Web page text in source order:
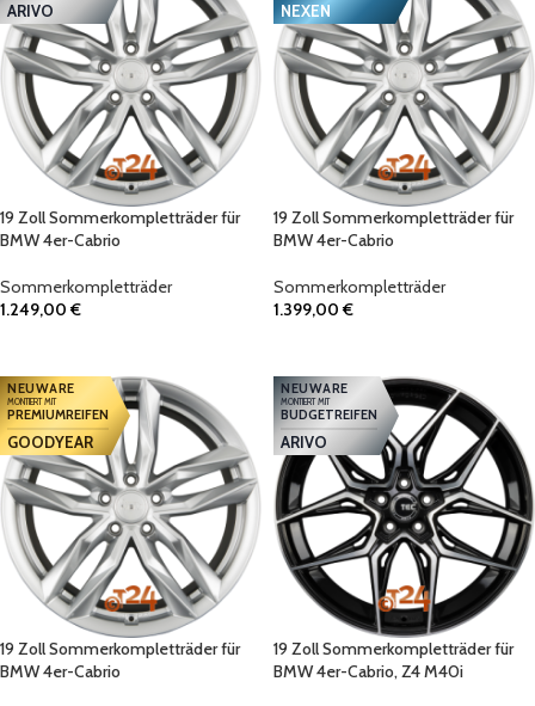
ARIVO
19 Zoll Sommerkompletträder für
BMW 4er-Cabrio
Sommerkompletträder
1.249,00€
NEXEN
19 Zoll Sommerkompletträder für
BMW 4er-Cabrio
Sommerkompletträder
1.399,00€
NEUWARE
MONTIERT MIT
PREMIUMREIFEN
GOODYEAR
19 Zoll Sommerkompletträder für
BMW 4er-Cabrio
NEUWARE
MONTIERT MIT
BUDGETREIFEN
ARIVO
19 Zoll Sommerkompletträder für
BMW 4er-Cabrio, Z4 M40i